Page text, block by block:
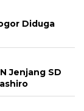
Diduga
Jenjang SD